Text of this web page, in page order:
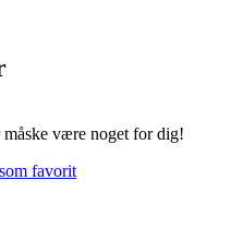
måske være noget for dig!
favorit